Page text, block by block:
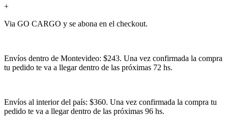
+
Via GO CARGO y se abona en el checkout.
Envíos dentro de Montevideo: $243. Una vez confirmada la compra
tu pedido te va a llegar dentro de las próximas 72 hs.
Envíos al interior del país: $360. Una vez confirmada la compra tu
pedido te va a llegar dentro de las próximas 96 hs.